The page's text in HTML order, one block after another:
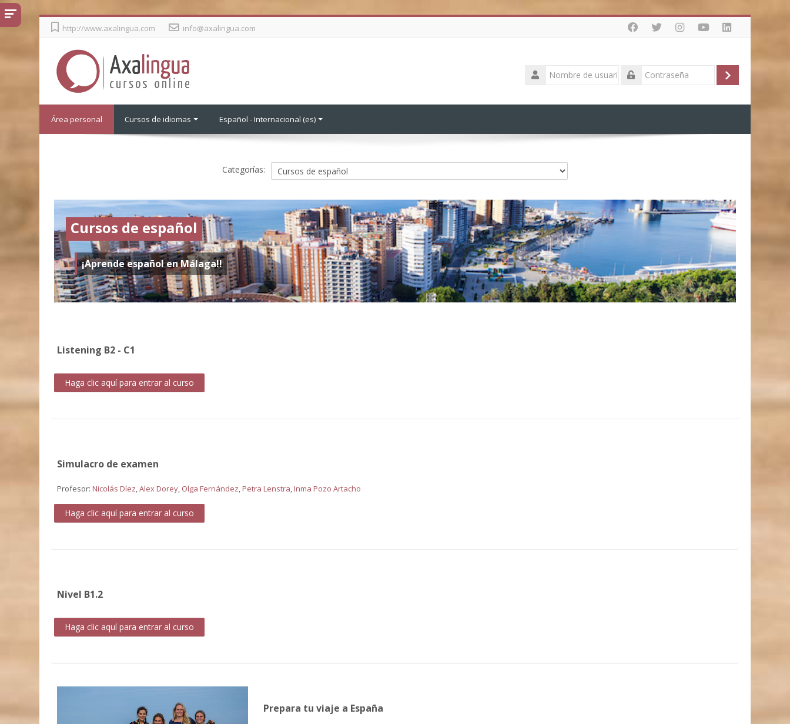
Salta
http://www.axalingua.com info@axalingua.com
Nombre
de
Acceder
Área personal Cursos de idiomas Español - Internacional ‎(es)‎
Categorías:
Cursos de español
¡Aprende español en Málaga!!
Listening B2 - C1
Haga clic aquí para entrar al curso
Simulacro de examen
Profesor:Nicolás Díez ,Alex Dorey Olga Fernández ,Petra Lenstra ,Inma Pozo Artacho
Haga clic aquí para entrar al curso
Nivel B1.2
Haga clic aquí para entrar al curso
Prepara tu viaje a España